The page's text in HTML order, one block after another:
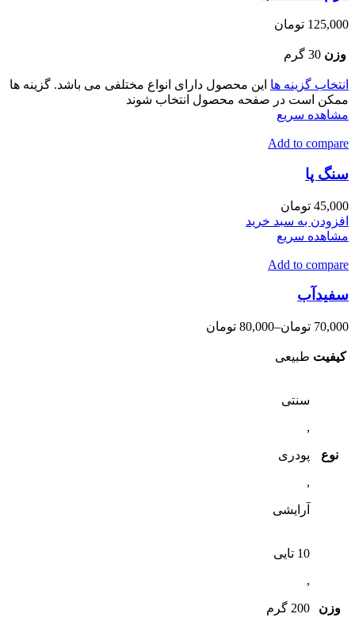
125,000 تومان
وزن 30 گرم
انتخاب گزینه ها این محصول دارای انواع مختلفی می باشد. گزینه ها
ممکن است در صفحه محصول انتخاب شوند
مشاهده سریع
Add to compare
سنگ پا
45,000 تومان
افزودن به سبد خرید
مشاهده سریع
Add to compare
سفیدآب
70,000 تومان–
80,000 تومان
کیفیت طبیعی
نوع
سنتی
,
پودری
,
آرایشی
وزن
10 تایی
,
200 گرم